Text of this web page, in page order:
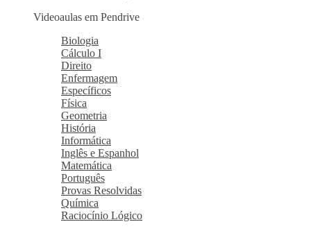
Videoaulas em Pendrive
Biologia
Cálculo I
Direito
Enfermagem
Específicos
Física
Geometria
História
Informática
Inglês e Espanhol
Matemática
Português
Provas Resolvidas
Química
Raciocínio Lógico